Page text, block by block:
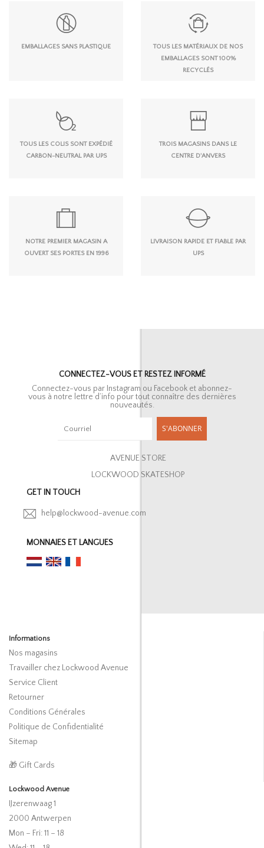
EMBALLAGES SANS PLASTIQUE
TOUS LES MATÉRIAUX DE NOS
EMBALLAGES SONT 100%
RECYCLÉS
TOUS LES COLIS SONT EXPÉDIÉ
CARBON-NEUTRAL PAR UPS
TROIS MAGASINS DANS LE
CENTRE D'ANVERS
NOTRE PREMIER MAGASIN A
OUVERT SES PORTES EN 1996
LIVRAISON RAPIDE ET FIABLE PAR
UPS
CONNECTEZ-VOUS ET RESTEZ INFORMÉ
Connectez-vous par Instagram ou Facebook et abonnez-
vous à notre lettre d’info pour tout connaître des dernières
nouveautés.
S'ABONNER
AVENUE STORE
LOCKWOOD SKATESHOP
GET IN TOUCH
help@lockwood-avenue.com
MONNAIES ET LANGUES
Informations
Nos magasins
Travailler chez Lockwood Avenue
Service Client
Retourner
Conditions Générales
Politique de Confidentialité
Sitemap
🎁 Gift Cards
Lockwood Avenue
IJzerenwaag 1
2000 Antwerpen
Mon – Fri: 11 – 18